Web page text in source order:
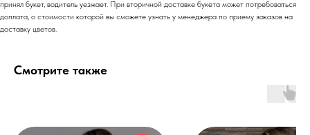
принял букет, водитель уезжает. При вторичной доставке букета может потребоваться
доплата, о стоимости которой вы сможете узнать у менеджера по приему заказов на
доставку цветов.
Смотрите также